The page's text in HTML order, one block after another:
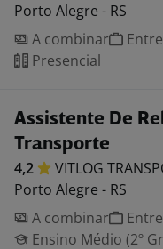
Porto Alegre - RS
A combinar
Presencial
Assistente De
Transporte
4,2 VITLOG
Porto Alegre - RS
A combinar
Ensino Médio (2º